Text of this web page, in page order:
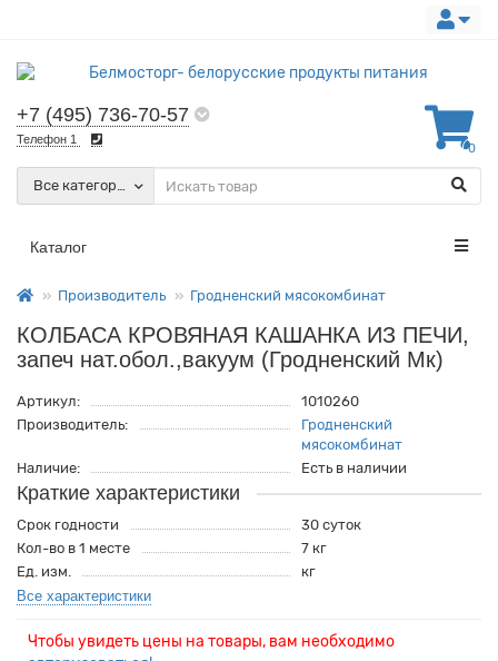
+7 (495) 736-70-57
Телефон 1
0
Все категории
Каталог
Производитель Гродненский мясокомбинат
КОЛБАСА КРОВЯНАЯ КАШАНКА ИЗ ПЕЧИ,
запеч нат.обол.,вакуум (Гродненский Мк)
Артикул:
1010260
Производитель:
Гродненский
мясокомбинат
Наличие:
Есть в наличии
Краткие характеристики
Срок годности
30 суток
Кол-во в 1 месте
7 кг
Ед. изм.
кг
Все характеристики
Чтобы увидеть цены на товары, вам необходимо